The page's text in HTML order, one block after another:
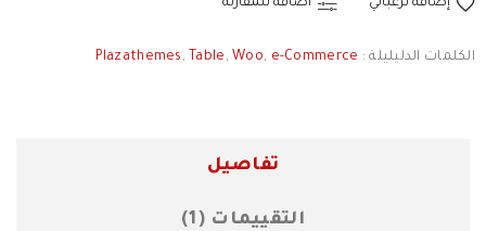
إضافة لرغباتي اضافة للمقارنة
الكلمات الدليليلة : Plazathemes , Table , Woo, e-Commerce
تفاصيل
التقييمات (1)